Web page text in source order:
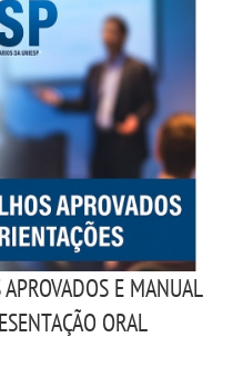
E MANUAL
ORAL